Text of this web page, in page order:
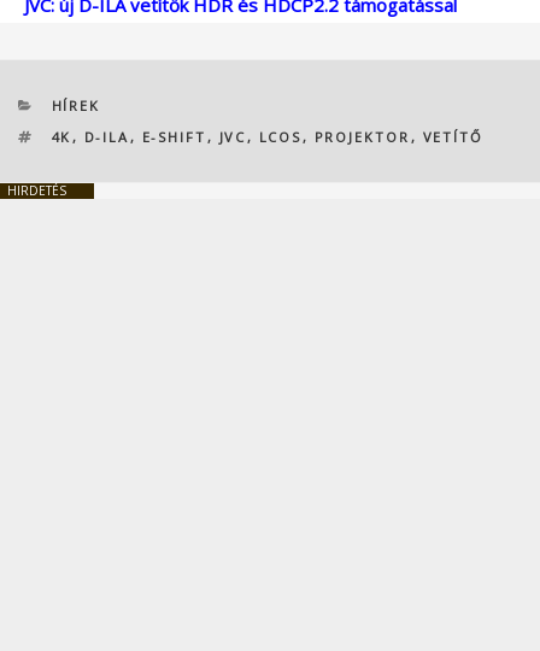
KATEGÓRIÁK
HÍREK
CÍMKÉK
4K , D-ILA , E-SHIFT , JVC , LCOS , PROJEKTOR , VETÍTŐ
HIRDETÉS